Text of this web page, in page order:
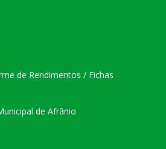
de Rendimentos / Fichas
de Afrânio